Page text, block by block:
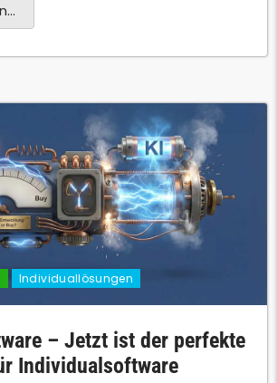
Individuallösungen
– Jetzt ist der perfekte
Individualsoftware